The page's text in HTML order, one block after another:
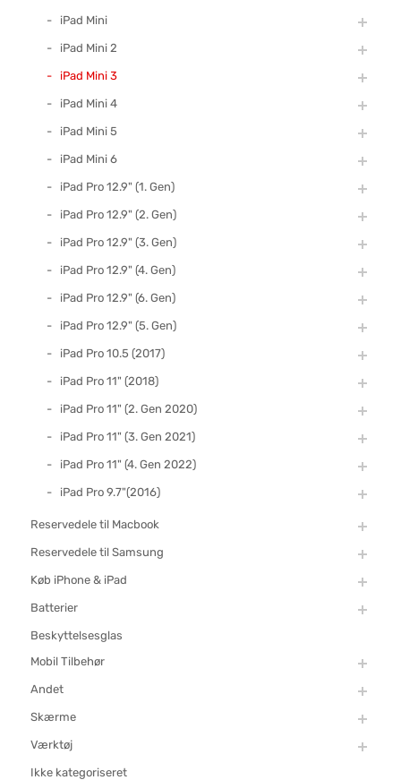
iPad Mini
iPad Mini 2
iPad Mini 3
iPad Mini 4
iPad Mini 5
iPad Mini 6
iPad Pro 12.9" (1. Gen)
iPad Pro 12.9" (2. Gen)
iPad Pro 12.9" (3. Gen)
iPad Pro 12.9" (4. Gen)
iPad Pro 12.9" (6. Gen)
iPad Pro 12.9" (5. Gen)
iPad Pro 10.5 (2017)
iPad Pro 11" (2018)
iPad Pro 11" (2. Gen 2020)
iPad Pro 11" (3. Gen 2021)
iPad Pro 11" (4. Gen 2022)
iPad Pro 9.7"(2016)
Reservedele til Macbook
Reservedele til Samsung
Køb iPhone & iPad
Batterier
Beskyttelsesglas
Mobil Tilbehør
Andet
Skærme
Værktøj
Ikke kategoriseret